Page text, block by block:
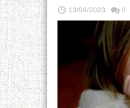
13/09/2023 0